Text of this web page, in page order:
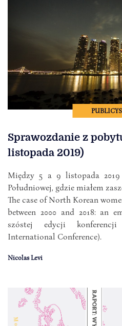
Sprawozdanie z
listopada 2019)
Między 5 a 9 listopada 2019
Południowej, gdzie miałem
The case of North Korean
between 2000 and 2018: an
szóstej edycji konferencji
International Conference).
Nicolas Levi